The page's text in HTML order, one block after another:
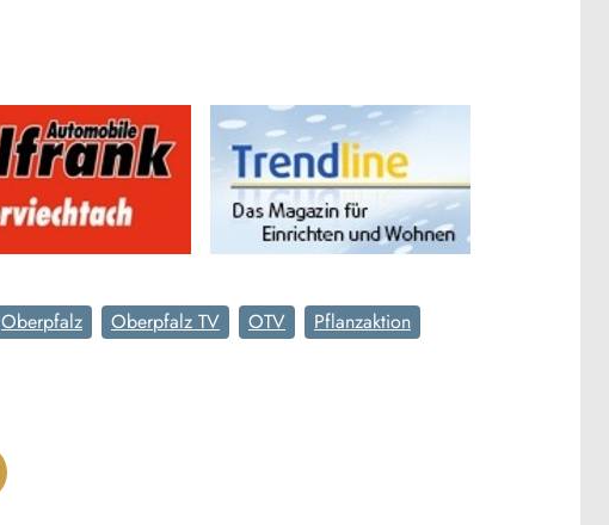
Oberpfalz Oberpfalz TV OTV
Pflanzaktion